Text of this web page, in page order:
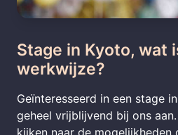
Stage in Kyoto, wat
werkwijze?
Geïnteresseerd in een stage
geheel vrijblijvend bij ons
kijken naar de mogelijkheden